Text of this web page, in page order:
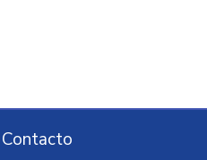
Contacto